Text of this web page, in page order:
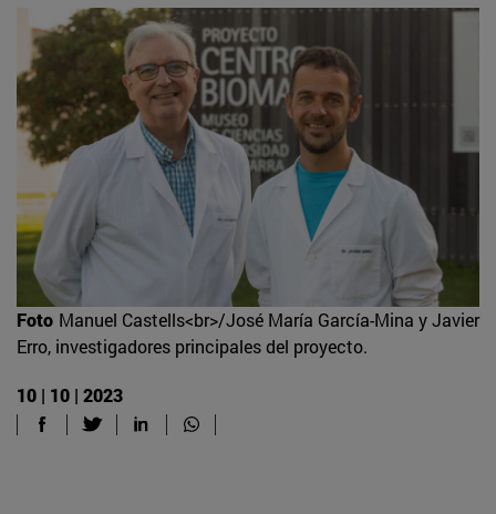
Foto Manuel Castells<br>/José María García-Mina y Javier
Erro, investigadores principales del proyecto.
10 | 10 | 2023